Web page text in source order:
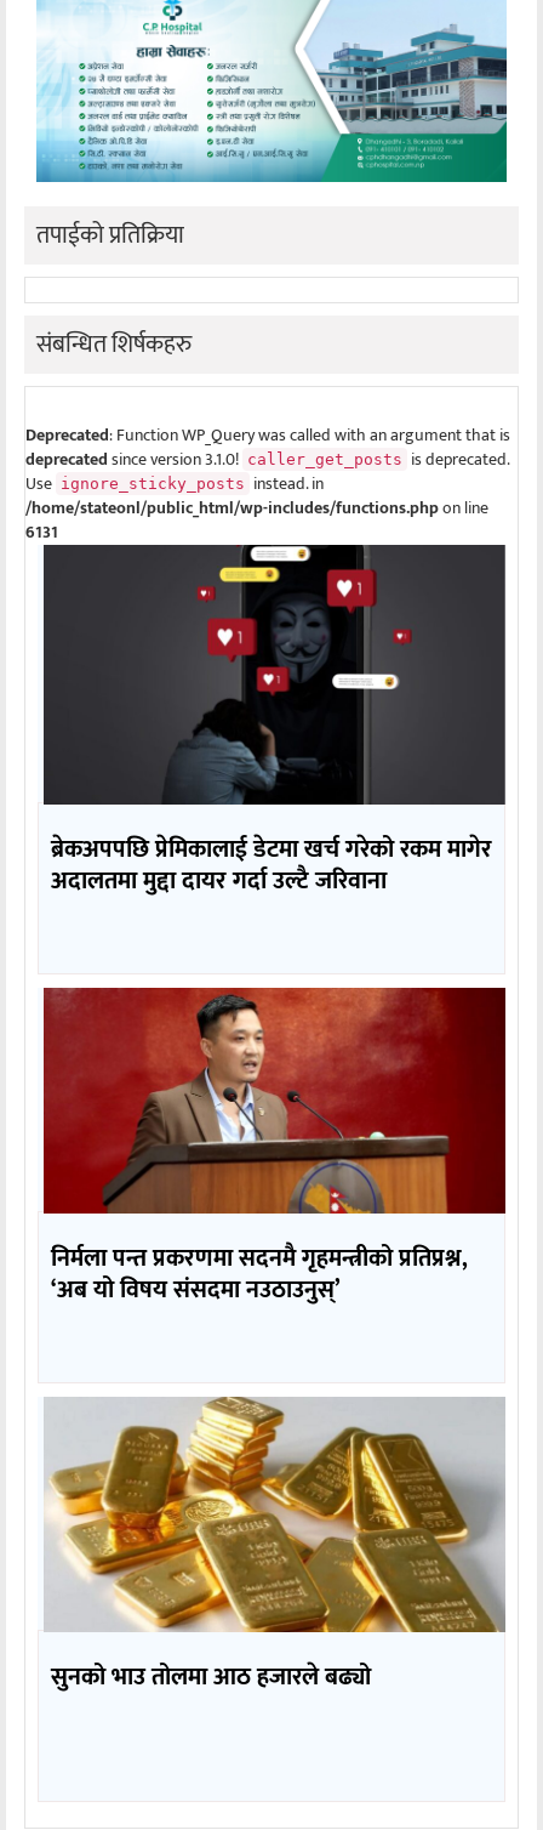
तपाईको प्रतिक्रिया
संबन्धित शिर्षकहरु
Deprecated: Function WP_Query was called with an argument that is
deprecatedsince version 3.1.0! caller_get_posts is deprecated.
Use ignore_sticky_posts instead. in
/home/stateonl/public_html/wp-includes/functions.phpon line
6131
ब्रेकअपपछि प्रेमिकालाई डेटमा खर्च गरेको रकम मागेर
अदालतमा मुद्दा दायर गर्दा उल्टै जरिवाना
निर्मला पन्त प्रकरणमा सदनमै गृहमन्त्रीको प्रतिप्रश्न,
‘अब यो विषय संसदमा नउठाउनुस्’
सुनको भाउ तोलमा आठ हजारले बढ्यो